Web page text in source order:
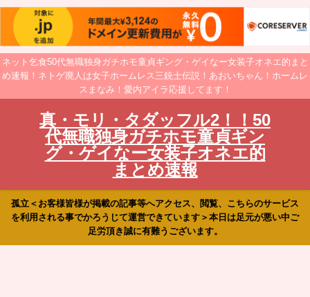
ネット乞食50代無職独身ガチホモ童貞ギング・ゲイなー女装子オネエ的まと
め速報！ネトゲ廃人は女子ホームレス三銃士伝説！あおいちゃん！ホームレ
スまなみ！愛内アイラ応援してます！
真・モリ・タダッフル2！！50
代無職独身ガチホモ童貞ギン
グ・ゲイなー女装子オネエ的
まとめ速報
孤立＜お客様皆様が掲載の記事等へアクセス、閲覧、こちらのサービス
を利用される事でかろうじて運営できています＞本日は足元が悪い中ご
足労頂き誠に有難うございます。